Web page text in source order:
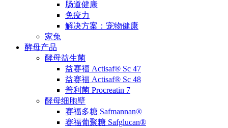
肠道健康
免疫力
解决方案：宠物健康
家兔
酵母产品
酵母益生菌
益赛福 Actisaf® Sc 47
益赛福 Actisaf® Sc 48
普利菌 Procreatin 7
酵母细胞壁
赛福多糖 Safmannan®
赛福葡聚糖 Safglucan®